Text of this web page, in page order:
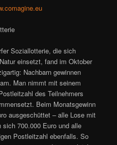
Soziallotterie, die sich
einsetzt, fand im Oktober
Nachbarn gewinnen
Man nimmt mit seinem
des Teilnehmers
Beim Monatsgewinn
ausgeschüttet – alle Lose mit
700.000 Euro und alle
Postleitzahl ebenfalls. So